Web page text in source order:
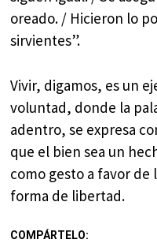
oreado. / Hicieron lo
sirvientes”.
Vivir, digamos, es un
voluntad, donde la
adentro, se expresa
que el bien sea un
como gesto a favor
forma de libertad.
COMPÁRTELO: